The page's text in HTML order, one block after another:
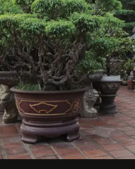
tiến về phía trước.